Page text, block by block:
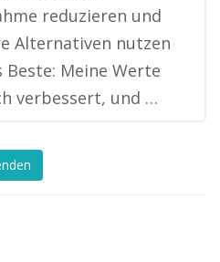
reduzieren und
Alternativen nutzen
Beste: Meine Werte
verbessert, und …